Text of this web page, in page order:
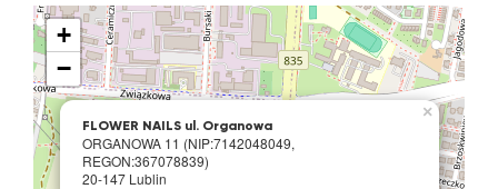
FLOWER NAILS ul. Organowa
ORGANOWA 11 (NIP:7142048049,
REGON:367078839)
20-147 Lublin
×
+
−